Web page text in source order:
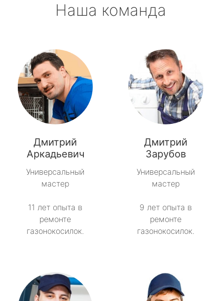
Наша команда
Дмитрий
Аркадьевич
Универсальный
мастер
11 лет опыта в
ремонте
газонокосилок.
Дмитрий
Зарубов
Универсальный
мастер
9 лет опыта в
ремонте
газонокосилок.